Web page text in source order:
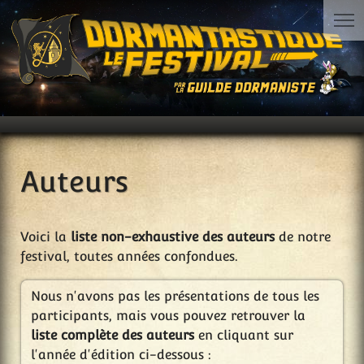
Auteurs
Voici la liste non-exhaustive des auteursde notre
festival, toutes années confondues.
Nous n'avons pas les présentations de tous les
participants, mais vous pouvez retrouver la
liste complète des auteursen cliquant sur
l'année d'édition ci-dessous :